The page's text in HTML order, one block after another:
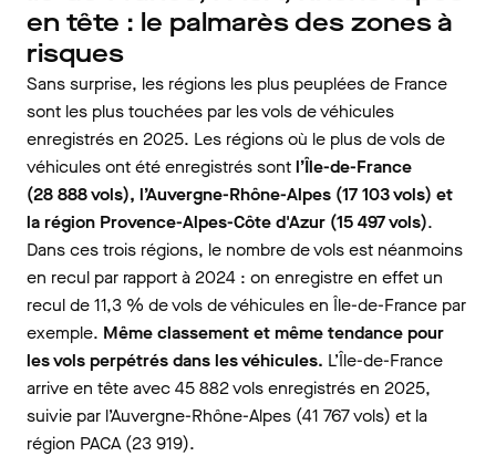
en tête : le palmarès des zones à
risques
Sans surprise, les régions les plus peuplées de France
sont les plus touchées par les vols de véhicules
enregistrés en 2025. Les régions où le plus de vols de
véhicules ont été enregistrés sontl’Île-de-France
(28 888 vols), l’Auvergne-Rhône-Alpes (17 103 vols) et
la région Provence-Alpes-Côte d'Azur (15 497 vols).
Dans ces trois régions, le nombre de vols est néanmoins
en recul par rapport à 2024 : on enregistre en effet un
recul de 11,3 % de vols de véhicules en Île-de-France par
exemple. Même classement et même tendance pour
les vols perpétrés dans les véhicules. L’Île-de-France
arrive en tête avec 45 882 vols enregistrés en 2025,
suivie par l’Auvergne-Rhône-Alpes (41 767 vols) et la
région PACA (23 919).